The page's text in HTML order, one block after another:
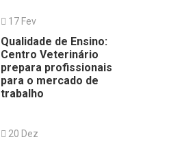
17 Fev
Qualidade de Ensino:
Centro Veterinário
prepara profissionais
para o mercado de
trabalho
20 Dez